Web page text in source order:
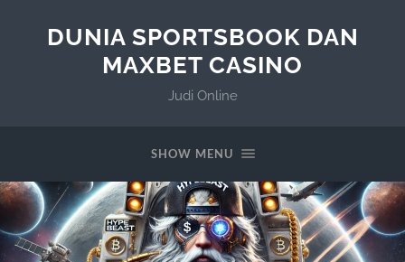
DUNIA SPORTSBOOK DAN
MAXBET CASINO
Judi Online
SHOW MENU